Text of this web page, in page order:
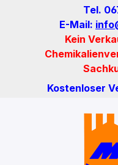
Zum Hauptinhalt Tel.
E-Mail:
Kein
Kostenloser